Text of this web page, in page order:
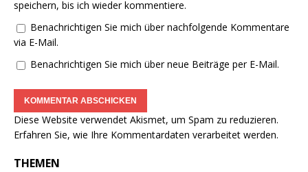
speichern, bis ich wieder kommentiere.
Benachrichtigen Sie mich über nachfolgende Kommentare
via E-Mail.
Benachrichtigen Sie mich über neue Beiträge per E-Mail.
Diese Website verwendet Akismet, um Spam zu reduzieren.
Erfahren Sie, wie Ihre Kommentardaten verarbeitet werden.
THEMEN